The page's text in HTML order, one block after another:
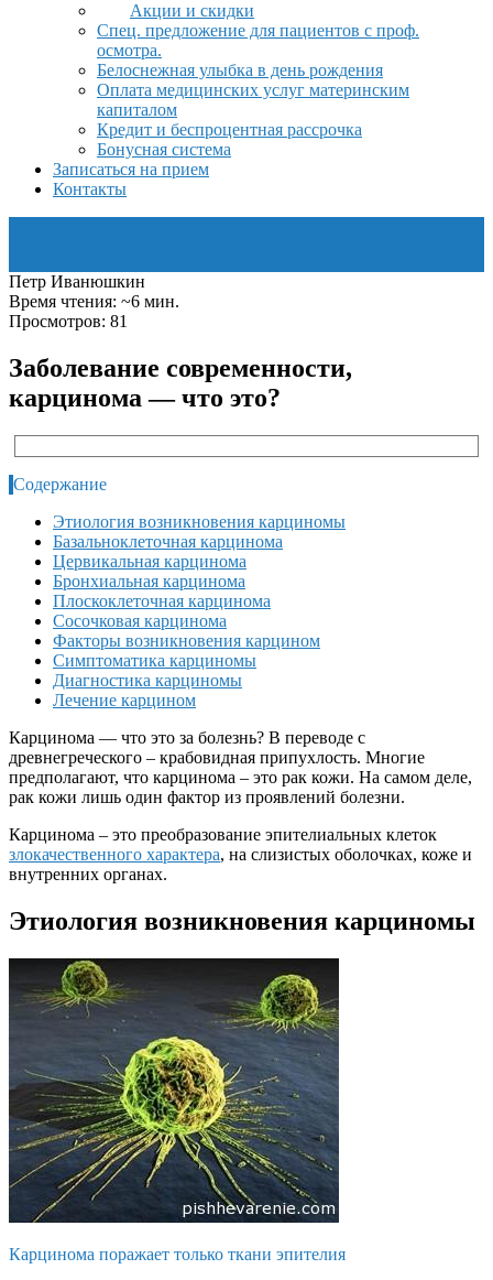
Акции и скидки
Спец. предложение для пациентов с проф.
осмотра.
Белоснежная улыбка в день рождения
Оплата медицинских услуг материнским
капиталом
Кредит и беспроцентная рассрочка
Бонусная система
Записаться на прием
Контакты
Петр Иванюшкин
Время чтения: ~6 мин.
Просмотров: 81
Заболевание современности,
карцинома — что это?
Содержание
Этиология возникновения карциномы
Базальноклеточная карцинома
Цервикальная карцинома
Бронхиальная карцинома
Плоскоклеточная карцинома
Сосочковая карцинома
Факторы возникновения карцином
Симптоматика карциномы
Диагностика карциномы
Лечение карцином
Карцинома — что это за болезнь? В переводе с
древнегреческого – крабовидная припухлость. Многие
предполагают, что карцинома – это рак кожи. На самом деле,
рак кожи лишь один фактор из проявлений болезни.
Карцинома – это преобразование эпителиальных клеток
злокачественного характера, на слизистых оболочках, коже и
внутренних органах.
Этиология возникновения карциномы
Карцинома поражает только ткани эпителия